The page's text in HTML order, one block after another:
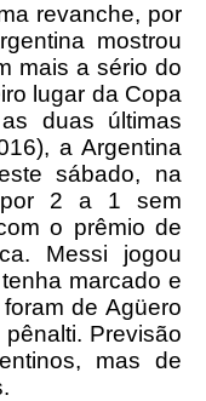
revanche, por
mostrou
mais a sério do
lugar da Copa
duas últimas
a Argentina
sábado, na
por 2 a 1 sem
o prêmio de
Messi jogou
marcado e
de Agüero
Previsão
mas de